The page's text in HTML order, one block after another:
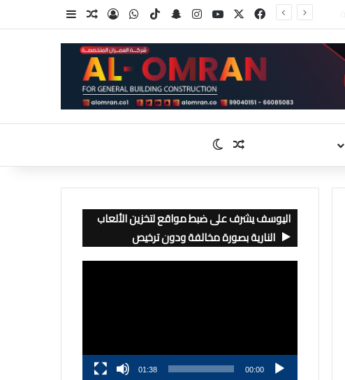
فيسبوك ‫YouTubeانستقرامسناب تشات
‫TikTokواتسابتسجيل الدخول
مقال عشوائي
إضافة عمود
مقال عشوائي
الوضع المظلم
اليوسف يشرف على ضبط مواقع لتخزين الألعاب
النارية بصورة مخالفة ودون ترخيص
00:00
01:38